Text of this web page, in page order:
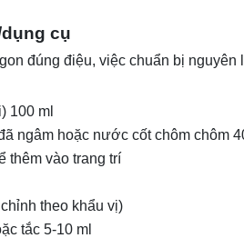
cụ
đúng điệu, việc chuẩn bị nguyên
100 ml
ngâm hoặc nước cốt chôm chôm
thêm vào trang trí
theo khẩu vị)
tắc 5-10 ml